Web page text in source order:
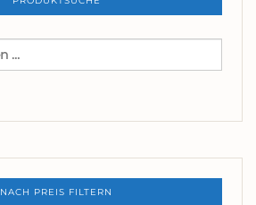
NACH PREIS FILTERN